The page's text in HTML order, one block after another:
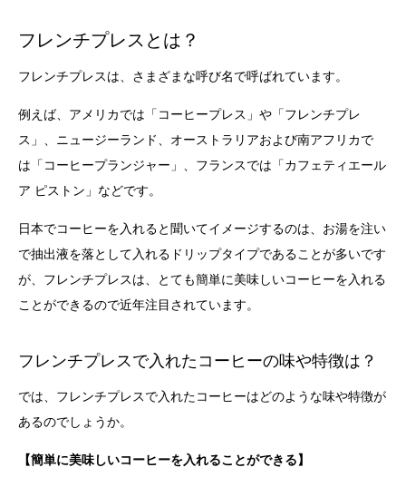
フレンチプレスとは？
フレンチプレスは、さまざまな呼び名で呼ばれています。
例えば、アメリカでは「コーヒープレス」や「フレンチプレ
ス」、ニュージーランド、オーストラリアおよび南アフリカで
は「コーヒープランジャー」、フランスでは「カフェティエール
ア ピストン」などです。
日本でコーヒーを入れると聞いてイメージするのは、お湯を注い
で抽出液を落として入れるドリップタイプであることが多いです
が、フレンチプレスは、とても簡単に美味しいコーヒーを入れる
ことができるので近年注目されています。
フレンチプレスで入れたコーヒーの味や特徴は？
では、フレンチプレスで入れたコーヒーはどのような味や特徴が
あるのでしょうか。
【簡単に美味しいコーヒーを入れることができる】